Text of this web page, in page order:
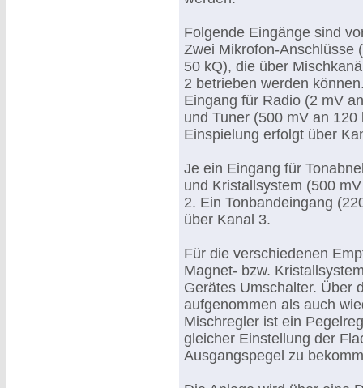
Folgende Eingänge sind
Zwei Mikrofon-Anschlüsse
50 kQ), die über
2 betrieben werden
Eingang für Radio (2 mV
und Tuner (500 mV an 120
Einspielung erfolgt über
Je ein Eingang für
und Kristallsystem (500
2. Ein Tonbandeingang
über Kanal 3.
Für die verschiedenen
Magnet- bzw.
Gerätes Umschalter. Über
aufgenommen als auch
Mischregler ist ein
gleicher Einstellung der
Ausgangspegel zu